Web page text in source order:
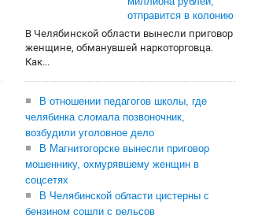
отправится в колонию
В Челябинской области вынесли приговор
женщине, обманувшей наркоторговца.
Как...
В отношении педагогов школы, где
челябинка сломала позвоночник,
возбудили уголовное дело
В Магнитогорске вынесли приговор
мошеннику, охмурявшему женщин в
соцсетях
В Челябинской области цистерны с
бензином сошли с рельсов